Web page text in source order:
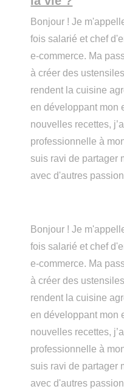
Bonjour ! Je
fois salarié et chef
e-commerce. Ma
à créer des
rendent la cuisine
en développant mon
nouvelles recettes,
professionnelle à
suis ravi de partager
avec d'autres
Bonjour ! Je
fois salarié et chef
e-commerce. Ma
à créer des
rendent la cuisine
en développant mon
nouvelles recettes,
professionnelle à
suis ravi de partager
avec d'autres